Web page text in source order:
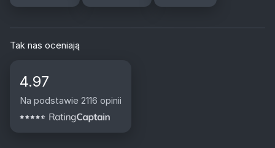
Tak nas oceniają
4.97
Na podstawie 2116 opinii